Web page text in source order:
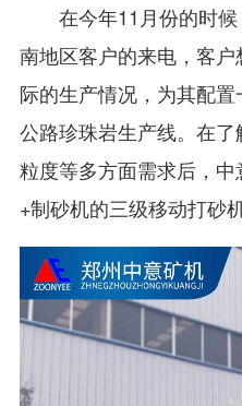
在今年11月份的时候
南地区客户的来电，客
际的生产情况，为其配
公路珍珠岩生产线。在
粒度等多方面需求后，
+制砂机的三级移动打砂